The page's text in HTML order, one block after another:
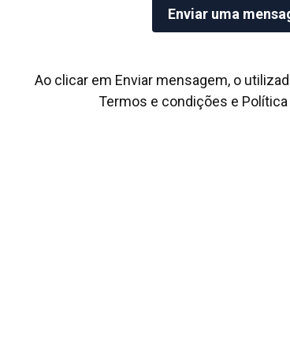
Ao clicar em Enviar mensagem, o
Termos e condições e